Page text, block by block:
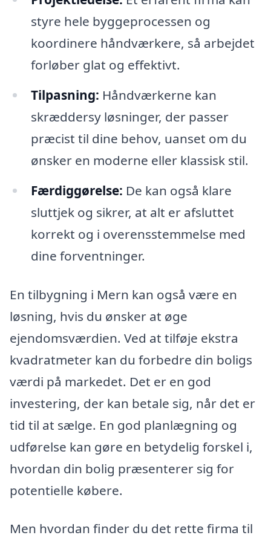
styre hele byggeprocessen og
koordinere håndværkere, så arbejdet
forløber glat og effektivt.
Tilpasning: Håndværkerne kan
skræddersy løsninger, der passer
præcist til dine behov, uanset om du
ønsker en moderne eller klassisk stil.
Færdiggørelse: De kan også klare
sluttjek og sikrer, at alt er afsluttet
korrekt og i overensstemmelse med
dine forventninger.
En tilbygning i Mern kan også være en
løsning, hvis du ønsker at øge
ejendomsværdien. Ved at tilføje ekstra
kvadratmeter kan du forbedre din boligs
værdi på markedet. Det er en god
investering, der kan betale sig, når det er
tid til at sælge. En god planlægning og
udførelse kan gøre en betydelig forskel i,
hvordan din bolig præsenterer sig for
potentielle købere.
Men hvordan finder du det rette firma til